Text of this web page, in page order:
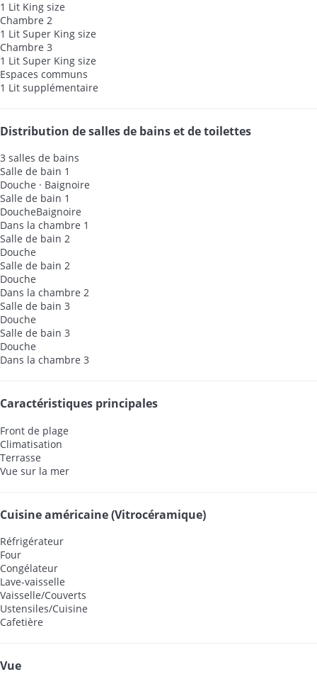
1 Lit King size
Chambre 2
1 Lit Super King size
Chambre 3
1 Lit Super King size
Espaces communs
1 Lit supplémentaire
Distribution de salles de bains et de toilettes
3 salles de bains
Salle de bain 1
Douche · Baignoire
Salle de bain 1
DoucheBaignoire
Dans la chambre 1
Salle de bain 2
Douche
Salle de bain 2
Douche
Dans la chambre 2
Salle de bain 3
Douche
Salle de bain 3
Douche
Dans la chambre 3
Caractéristiques principales
Front de plage
Climatisation
Terrasse
Vue sur la mer
Cuisine américaine (Vitrocéramique)
Réfrigérateur
Four
Congélateur
Lave-vaisselle
Vaisselle/Couverts
Ustensiles/Cuisine
Cafetière
Vue